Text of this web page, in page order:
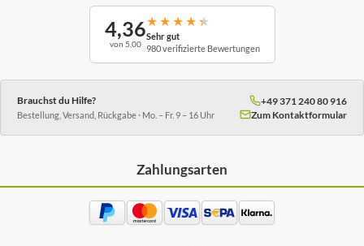
4,36
von 5,00
★ ★ ★ ★ ★
Sehr gut
980 verifizierte Bewertungen
Brauchst du Hilfe?
Bestellung, Versand, Rückgabe · Mo. – Fr. 9 – 16 Uhr
+49 371 240 80 916
Zum Kontaktformular
Zahlungsarten